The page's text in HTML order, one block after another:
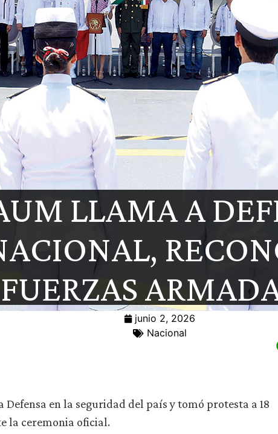
LLAMA A
FUERZAS
junio 2, 2026
Nacional
en la seguridad del país y tomó protesta a 18
la ceremonia oficial.